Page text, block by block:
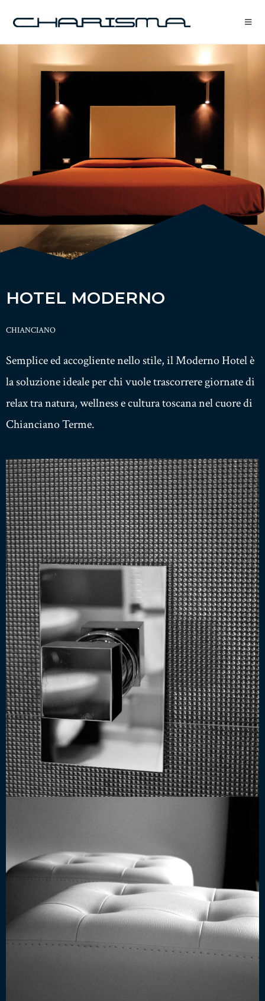
HOTEL MODERNO
CHIANCIANO
Semplice ed accogliente nello stile, il Moderno Hotel è
la soluzione ideale per chi vuole trascorrere giornate di
relax tra natura, wellness e cultura toscana nel cuore di
Chianciano Terme.